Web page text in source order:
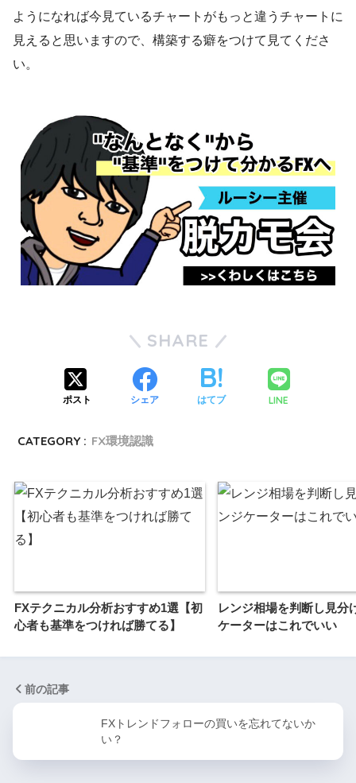
ようになれば今見ているチャートがもっと違うチャートに
見えると思いますので、構築する癖をつけて見てくださ
い。
SHARE
ポスト シェア はてブ LINE
CATEGORY : FX環境認識
FXテクニカル分析おすすめ1選【初
心者も基準をつければ勝てる】
レンジ相場を判断し見分
ケーターはこれでいい
前の記事
FXトレンドフォローの買いを忘れてないか
い？